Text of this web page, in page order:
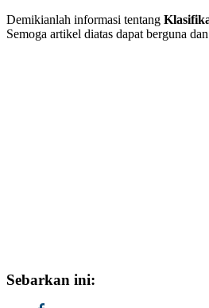
Demikianlah informasi tentang
Semoga artikel diatas dapat berguna
Sebarkan ini: